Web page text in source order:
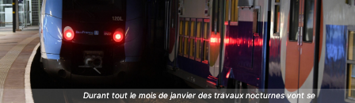
Durant tout le mois de janvier des travaux nocturnes vont se
Durant tout le mois de janvier des travaux nocturnes vont se